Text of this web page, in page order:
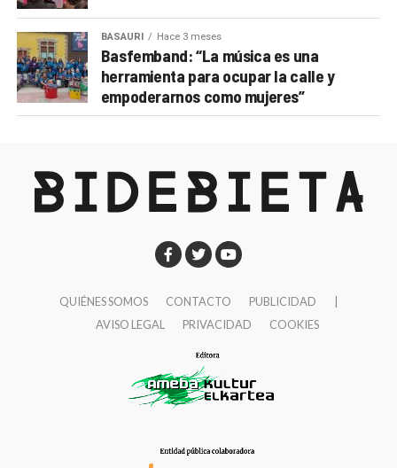
BASAURI Hace 3 meses
Basfemband: “La música es una
herramienta para ocupar la calle y
empoderarnos como mujeres”
QUIÉNES SOMOS CONTACTO PUBLICIDAD
|
AVISO LEGAL
PRIVACIDAD COOKIES